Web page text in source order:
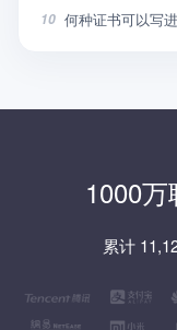
10 何种证书可以写
1000
累计